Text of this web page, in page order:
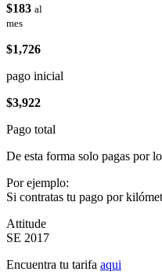
$183 al
mes
$1,726
pago inicial
$3,922
Pago total
De esta forma solo pagas por
Por ejemplo:
Si contratas tu pago por
Attitude
SE 2017
Encuentra tu tarifa aqui